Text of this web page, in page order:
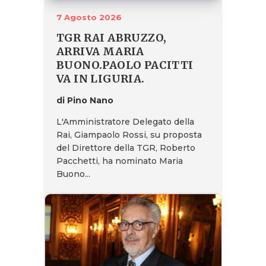
7 Agosto 2026
TGR RAI ABRUZZO,
ARRIVA MARIA
BUONO.PAOLO PACITTI
VA IN LIGURIA.
di Pino Nano
L'Amministratore Delegato della
Rai, Giampaolo Rossi, su proposta
del Direttore della TGR, Roberto
Pacchetti, ha nominato Maria
Buono...